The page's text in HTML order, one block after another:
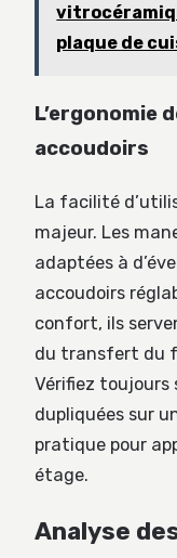
plaque de
L’ergonomie
accoudoirs
La facilité
majeur. Les
adaptées à
accoudoirs
confort, ils
du transfert du
Vérifiez toujours
dupliquées sur
pratique pour
étage.
Analyse